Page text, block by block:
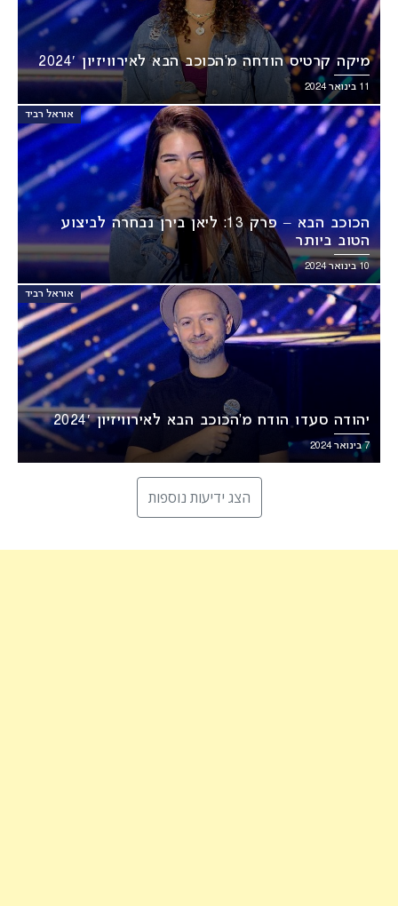
מיקה קרטיס הודחה מ’הכוכב הבא לאירוויזיון 2024′
11 בינואר 2024
אוראל רביד
הכוכב הבא – פרק 13: ליאן בירן נבחרה לביצוע
הטוב ביותר
10 בינואר 2024
אוראל רביד
יהודה סעדו הודח מ’הכוכב הבא לאירוויזיון 2024′
7 בינואר 2024
הצג ידיעות נוספות